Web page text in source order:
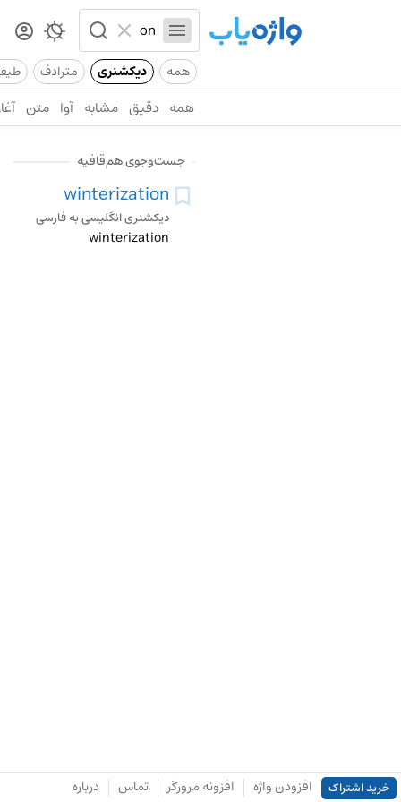
همه دیکشنری مترادف
همه دقیق مشابه آوا متن
جست‌وجوی هم‌قافیه
winterization
دیکشنری انگلیسی به فارسی
winterization
خرید اشتراک افزودن واژه افزونه مرورگر تماس درباره